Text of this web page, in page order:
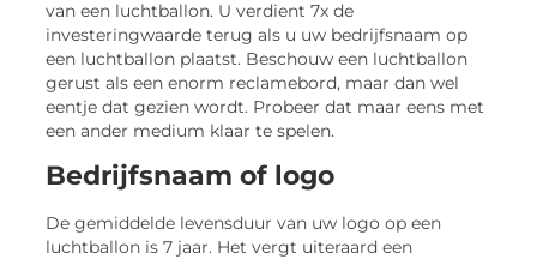
van een luchtballon. U verdient 7x de
investeringwaarde terug als u uw bedrijfsnaam op
een luchtballon plaatst. Beschouw een luchtballon
gerust als een enorm reclamebord, maar dan wel
eentje dat gezien wordt. Probeer dat maar eens met
een ander medium klaar te spelen.
Bedrijfsnaam of logo
De gemiddelde levensduur van uw logo op een
luchtballon is 7 jaar. Het vergt uiteraard een